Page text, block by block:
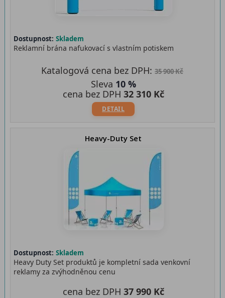
Dostupnost: Skladem
Reklamní brána nafukovací s vlastním potiskem
DETAIL
Katalogová cena bez DPH: 35 900 Kč
Sleva 10 %
cena bez DPH 32 310 Kč
Heavy-Duty Set
Dostupnost: Skladem
Heavy Duty Set produktů je kompletní sada venkovní
reklamy za zvýhodněnou cenu
cena bez DPH 37 990 Kč